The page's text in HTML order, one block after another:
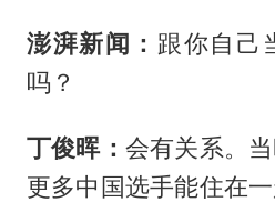
澎湃新闻： 跟你自己
吗？
丁俊晖： 会有关系。
更多中国选手能住在